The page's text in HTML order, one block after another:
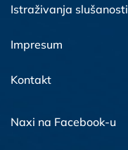
Istraživanja slušanosti
Impresum
Kontakt
Naxi na Facebook-u